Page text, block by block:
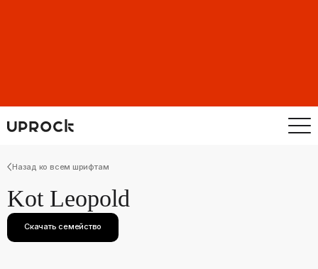
Назад ко всем шрифтам
Kot Leopold
Скачать семейство